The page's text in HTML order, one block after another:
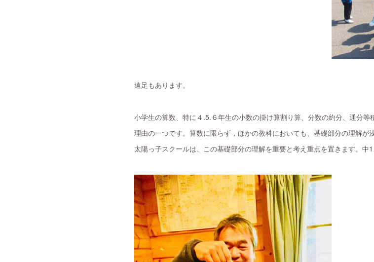
遠足もあります。
小学生の算数、特に４.5.６年生の小数の掛け算割り算、分数の約分、通分
理由の一つです。算数に限らず，ほかの教科においても、基礎部分の理解が
太陽っ子スクールは、この基礎部分の理解を重要と考え重点を置きます。中